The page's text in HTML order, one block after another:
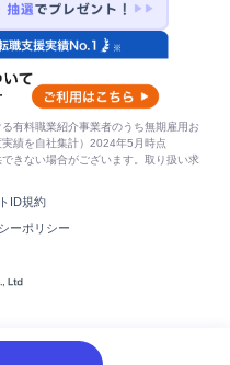
有料職業紹介事業者のうち無期雇用お
績を自社集計）2024年5月時点
きない場合がございます。取り扱い求
ID規約
ーポリシー